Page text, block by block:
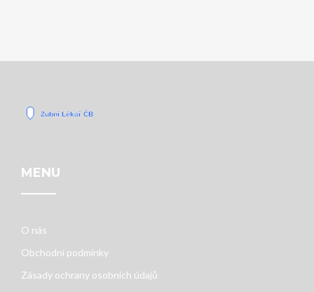
MENU
O nás
Obchodní podmínky
Zásady ochrany osobních údajů